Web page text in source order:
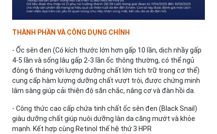
THÀNH PHẦN VÀ CÔNG DỤNG CHÍNH
- Ốc sên đen (Có kích thước lớn hơn gấp 10 lần, dịch nhầy gấp
4-5 lần và sống lâu gấp 2-3 lần ốc thông thường, có thể ngủ
đông 6 tháng với lượng dưỡng chất lớn tích trữ trong cơ thể)
cung cấp hàm lượng dưỡng chất vượt trội, được chứng minh
lâm sàng giúp cải thiện độ săn chắc, nâng cơ và đàn hồi da.
- Công thức cao cấp chứa tinh chất ốc sên đen (Black Snail)
giàu dưỡng chất giúp nuôi dưỡng làn da căng mướt và khỏe
mạnh. Kết hợp cùng Retinol thế hệ thứ 3 HPR